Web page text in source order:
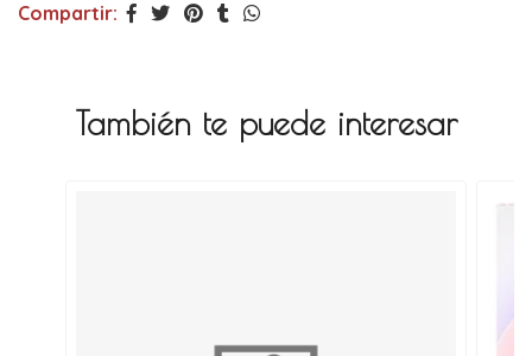
Compartir:
También te puede interesar